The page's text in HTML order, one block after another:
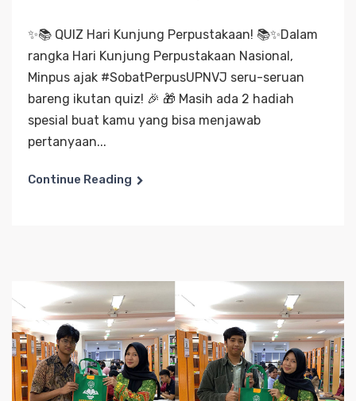
✨📚 QUIZ Hari Kunjung Perpustakaan! 📚✨Dalam
rangka Hari Kunjung Perpustakaan Nasional,
Minpus ajak #SobatPerpusUPNVJ seru-seruan
bareng ikutan quiz! 🎉 🎁 Masih ada 2 hadiah
spesial buat kamu yang bisa menjawab
pertanyaan...
Continue Reading